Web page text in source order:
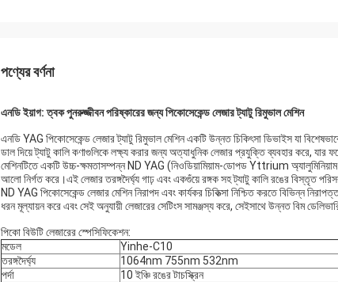
পণ্যের বর্ণনা
এনডি ইয়াগ: ত্বক পুনরুজ্জীবন পরিষ্কারের জন্য পিকোসেকেন্ড লেজার ট্যাটু রিমুভাল মেশিন
এনডি YAG পিকোসেকেন্ড লেজার ট্যাটু রিমুভাল মেশিন একটি উন্নত চিকিৎসা ডিভাইস যা
ডাল দিয়ে ট্যাটু কালি কণাগুলিকে লক্ষ্য করার জন্য অত্যাধুনিক লেজার প্রযুক্তি ব্যবহার করে, যার
মেশিনটিতে একটি উচ্চ-ক্ষমতাসম্পন্ন ND YAG (নিওডিয়ামিয়াম-ডোপড Yttrium অ্যালুমিনিয়াম
আলো নির্গত করে।এই লেজার তরঙ্গদৈর্ঘ্য গাঢ় এবং একগুঁয়ে রঙ্গক সহ ট্যাটু কালি রঙের বিস্তৃত
ND YAG পিকোসেকেন্ড লেজার মেশিন নিরাপদ এবং কার্যকর চিকিত্সা নিশ্চিত করতে বিভিন্ন
ধরন মূল্যায়ন করে এবং সেই অনুযায়ী লেজারের সেটিংস সামঞ্জস্য করে, সেইসাথে উন্নত বিম
পিকো বিউটি লেজারের স্পেসিফিকেশন:
মডেল
Yinhe-C10
তরঙ্গদৈর্ঘ্য
1064nm 755nm 532nm
পর্দা
10 ইঞ্চি রঙের টাচস্ক্রিন